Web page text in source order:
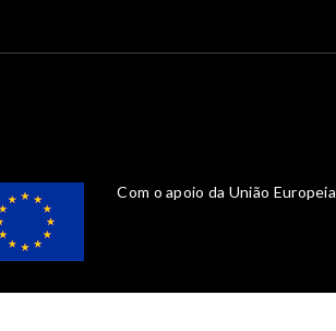
Com o apoio da União Europeia